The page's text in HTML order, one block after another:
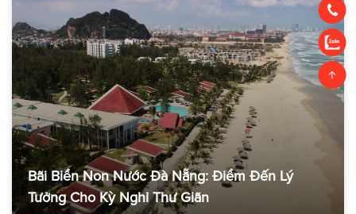
Bãi Biển Non Nước Đà Nẵng: Điểm Đến Lý
Tưởng Cho Kỳ Nghỉ Thư Giãn